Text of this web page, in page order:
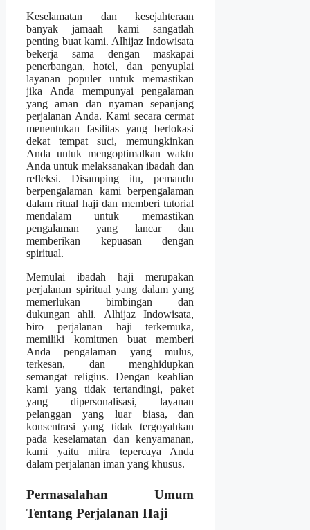
Keselamatan dan kesejahteraan
banyak jamaah kami sangatlah
penting buat kami. Alhijaz Indowisata
bekerja sama dengan maskapai
penerbangan, hotel, dan penyuplai
layanan populer untuk memastikan
jika Anda mempunyai pengalaman
yang aman dan nyaman sepanjang
perjalanan Anda. Kami secara cermat
menentukan fasilitas yang berlokasi
dekat tempat suci, memungkinkan
Anda untuk mengoptimalkan waktu
Anda untuk melaksanakan ibadah dan
refleksi. Disamping itu, pemandu
berpengalaman kami berpengalaman
dalam ritual haji dan memberi tutorial
mendalam untuk memastikan
pengalaman yang lancar dan
memberikan kepuasan dengan
spiritual.
Memulai ibadah haji merupakan
perjalanan spiritual yang dalam yang
memerlukan bimbingan dan
dukungan ahli. Alhijaz Indowisata,
biro perjalanan haji terkemuka,
memiliki komitmen buat memberi
Anda pengalaman yang mulus,
terkesan, dan menghidupkan
semangat religius. Dengan keahlian
kami yang tidak tertandingi, paket
yang dipersonalisasi, layanan
pelanggan yang luar biasa, dan
konsentrasi yang tidak tergoyahkan
pada keselamatan dan kenyamanan,
kami yaitu mitra tepercaya Anda
dalam perjalanan iman yang khusus.
Permasalahan Umum
Tentang Perjalanan Haji